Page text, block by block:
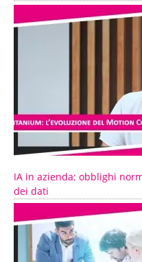
IA in azienda: obblighi
dei dati